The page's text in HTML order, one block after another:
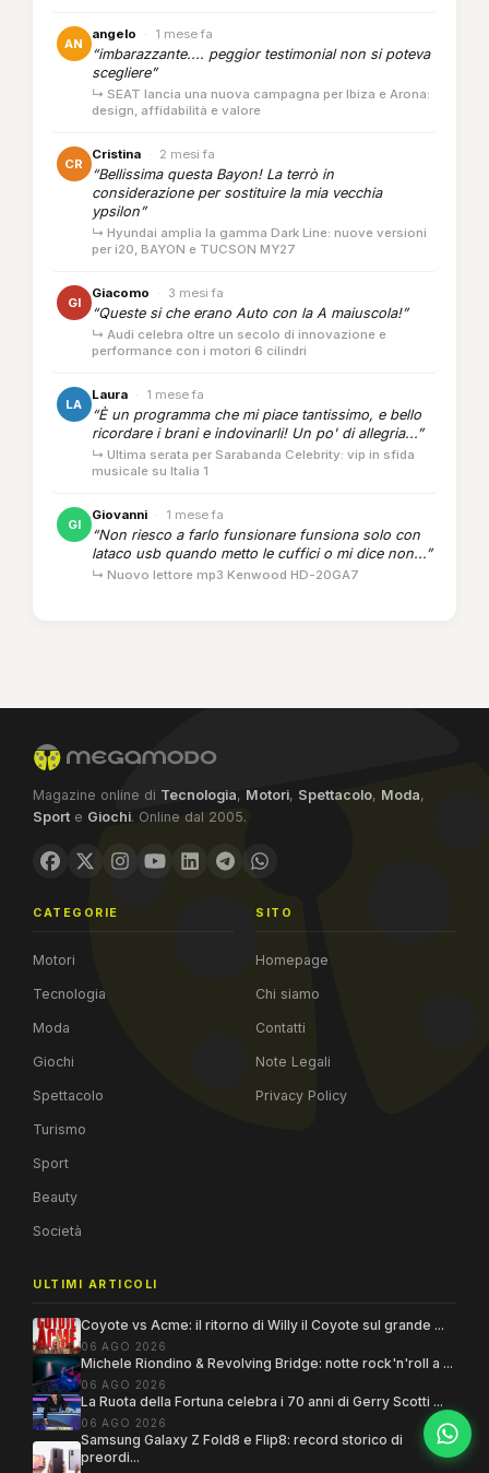
AN
angelo · 1 mese fa
“imbarazzante.... peggior testimonial non si poteva
scegliere”
↳ SEAT lancia una nuova campagna per Ibiza e Arona:
design, affidabilità e valore
CR
Cristina · 2 mesi fa
“Bellissima questa Bayon! La terrò in
considerazione per sostituire la mia vecchia
ypsilon”
↳ Hyundai amplia la gamma Dark Line: nuove versioni
per i20, BAYON e TUCSON MY27
GI
Giacomo · 3 mesi fa
“Queste si che erano Auto con la A maiuscola!”
↳ Audi celebra oltre un secolo di innovazione e
performance con i motori 6 cilindri
LA
Laura · 1 mese fa
“È un programma che mi piace tantissimo, e bello
ricordare i brani e indovinarli! Un po' di allegria...”
↳ Ultima serata per Sarabanda Celebrity: vip in sfida
musicale su Italia 1
GI
Giovanni · 1 mese fa
“Non riesco a farlo funsionare funsiona solo con
lataco usb quando metto le cuffici o mi dice non...”
↳ Nuovo lettore mp3 Kenwood HD-20GA7
Magazine online di Tecnologia, Motori, Spettacolo, Moda,
Sport e Giochi. Online dal 2005.
CATEGORIE
Motori
Tecnologia
Moda
Giochi
Spettacolo
Turismo
Sport
Beauty
Società
SITO
Homepage
Chi siamo
Contatti
Note Legali
Privacy Policy
ULTIMI ARTICOLI
Coyote vs Acme: il ritorno di Willy il Coyote sul grande ...
06 AGO 2026
Michele Riondino & Revolving Bridge: notte rock'n'roll a ...
06 AGO 2026
La Ruota della Fortuna celebra i 70 anni di Gerry Scotti ...
06 AGO 2026
Samsung Galaxy Z Fold8 e Flip8: record storico di
preordi...